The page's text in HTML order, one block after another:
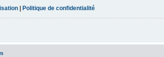
Politique de confidentialité